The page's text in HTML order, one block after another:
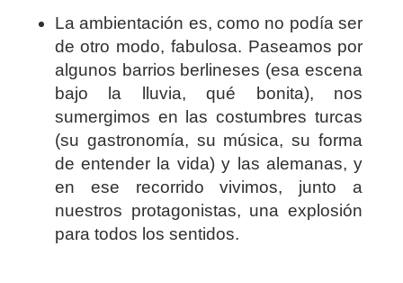
La ambientación es, como no podía ser
de otro modo, fabulosa. Paseamos por
algunos barrios berlineses (esa escena
bajo la lluvia, qué bonita), nos
sumergimos en las costumbres turcas
(su gastronomía, su música, su forma
de entender la vida) y las alemanas, y
en ese recorrido vivimos, junto a
nuestros protagonistas, una explosión
para todos los sentidos.